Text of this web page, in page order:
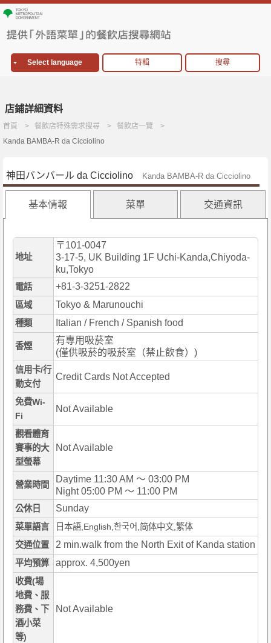
Select language 特輯 搜尋
店鋪詳細資料
首頁 餐飲店特殊需求搜尋
餐飲店一覽
Kanda BAMBA-R da Cicciolino
神田バンバール da Cicciolino Kanda BAMBA-R da Cicciolino
基本情報 菜單 交通資訊
地址
〒101-0047
3-17-5, UK Building 1F Uchi-Kanda,Chiyoda-
ku,Tokyo
電話 +81-3-3251-2822
區域 Tokyo & Marunouchi
種類 Italian / French / Spanish food
香煙
有專用吸菸室
(僅供吸菸的吸菸室（禁止飲食）)
信用卡/行
動支付
Credit Cards Not Accepted
免費Wi-
Fi
Not Available
觀看體育
賽事的大
型螢幕
Not Available
營業時間
Daytime 11:30 AM ～ 03:00 PM
Night 05:00 PM ～ 11:00 PM
公休日 Sunday
菜單語言
日本語,English,한국어,简体中文,繁体
交通位置
2 min.walk from the North Exit of Kanda station
平均預算 approx. 4,500yen
收費(場
地費、服
務費、下
酒小菜
等)
Not Available